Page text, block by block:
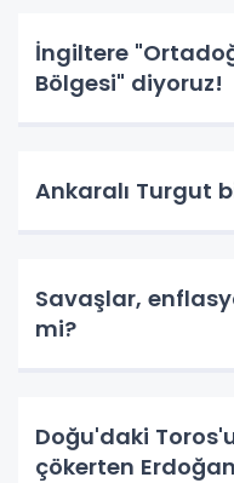
İngiltere
Bölgesi" diyoruz!
Ankaralı Turgut
Savaşlar,
mi?
Doğu'daki
çökerten Erdoğan